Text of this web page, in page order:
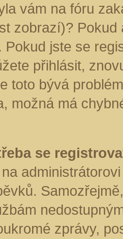
vám na fóru
zobrazí)?
Pokud jste se
přihlásit,
toto bývá
možná má
se
zprávy,